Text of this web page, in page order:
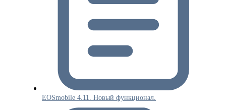
EOSmobile 4.11. Новый функционал.